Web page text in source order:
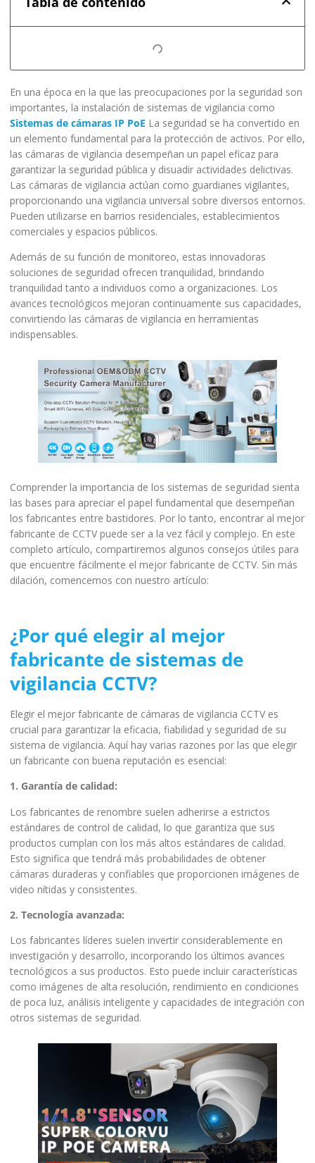
En una época en la que las preocupaciones por la seguridad son
importantes, la instalación de sistemas de vigilancia como
Sistemas de cámaras IP PoE La seguridad se ha convertido en
un elemento fundamental para la protección de activos. Por ello,
las cámaras de vigilancia desempeñan un papel eficaz para
garantizar la seguridad pública y disuadir actividades delictivas.
Las cámaras de vigilancia actúan como guardianes vigilantes,
proporcionando una vigilancia universal sobre diversos entornos.
Pueden utilizarse en barrios residenciales, establecimientos
comerciales y espacios públicos.
Además de su función de monitoreo, estas innovadoras
soluciones de seguridad ofrecen tranquilidad, brindando
tranquilidad tanto a individuos como a organizaciones. Los
avances tecnológicos mejoran continuamente sus capacidades,
convirtiendo las cámaras de vigilancia en herramientas
indispensables.
Comprender la importancia de los sistemas de seguridad sienta
las bases para apreciar el papel fundamental que desempeñan
los fabricantes entre bastidores. Por lo tanto, encontrar al mejor
fabricante de CCTV puede ser a la vez fácil y complejo. En este
completo artículo, compartiremos algunos consejos útiles para
que encuentre fácilmente el mejor fabricante de CCTV. Sin más
dilación, comencemos con nuestro artículo:
¿Por qué elegir al mejor
fabricante de sistemas de
vigilancia CCTV?
Elegir el mejor fabricante de cámaras de vigilancia CCTV es
crucial para garantizar la eficacia, fiabilidad y seguridad de su
sistema de vigilancia. Aquí hay varias razones por las que elegir
un fabricante con buena reputación es esencial:
1. Garantía de calidad:
Los fabricantes de renombre suelen adherirse a estrictos
estándares de control de calidad, lo que garantiza que sus
productos cumplan con los más altos estándares de calidad.
Esto significa que tendrá más probabilidades de obtener
cámaras duraderas y confiables que proporcionen imágenes de
video nítidas y consistentes.
2. Tecnología avanzada:
Los fabricantes líderes suelen invertir considerablemente en
investigación y desarrollo, incorporando los últimos avances
tecnológicos a sus productos. Esto puede incluir características
como imágenes de alta resolución, rendimiento en condiciones
de poca luz, análisis inteligente y capacidades de integración con
otros sistemas de seguridad.